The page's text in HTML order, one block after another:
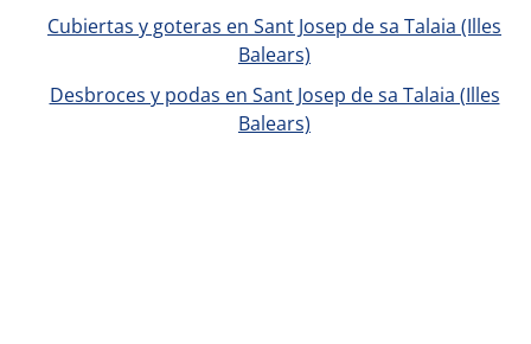
Cubiertas y goteras en Sant Josep de sa Talaia (Illes
Balears)
Desbroces y podas en Sant Josep de sa Talaia (Illes
Balears)